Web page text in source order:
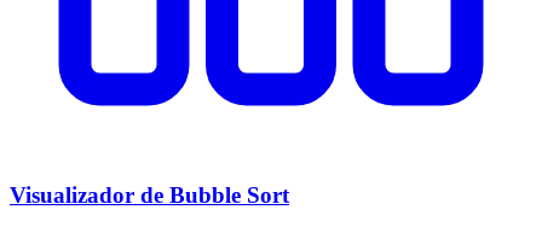
Visualizador de Bubble Sort